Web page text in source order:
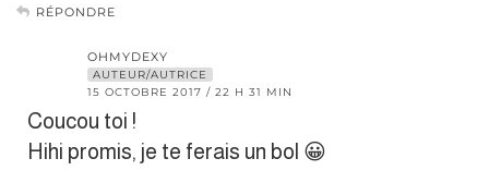
RÉPONDRE
OHMYDEXY
AUTEUR/AUTRICE
15 OCTOBRE 2017 / 22 H 31 MIN
Coucou toi !
Hihi promis, je te ferais un bol 😀